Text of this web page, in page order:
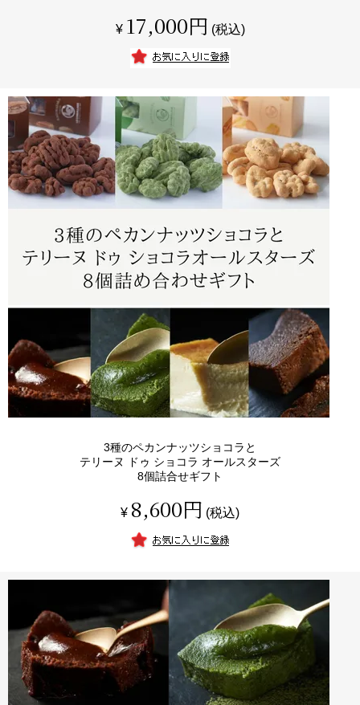
¥ 17,000 税込
3種のペカンナッツショコラと
テリーヌ ドゥ ショコラ オールスターズ
8個詰合せギフト
¥ 8,600 税込